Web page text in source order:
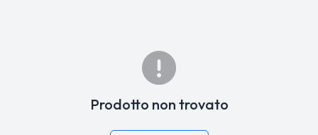
Prodotto non trovato